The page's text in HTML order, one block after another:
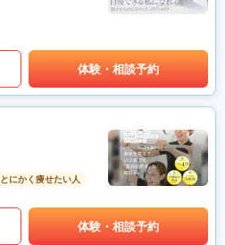
体験・相談予約
とにかく痩せたい人
体験・相談予約